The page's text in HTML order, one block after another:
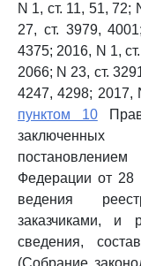
N 1, ст. 11, 51, 72;
27, ст. 3979,
4375; 2016, N 1,
2066; N 23, ст.
4247, 4298; 2017,
пунктом 10
заключенных
Федерации от 28
ведения
заказчиками, и
сведения,
(Собрание